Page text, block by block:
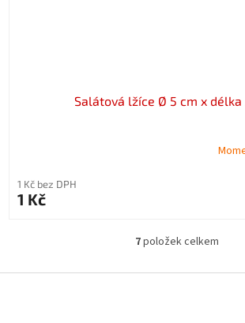
Salátová lžíce Ø 5 cm x délka
1 Kč bez DPH
1 Kč
O
l
7položek celkem